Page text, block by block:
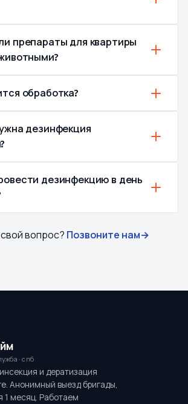
препараты для квартиры
обработка?
дезинфекция
дезинфекцию в день
вопрос? Позвоните нам→
· спб
и дератизация
Анонимный выезд бригады,
1 месяц. Работаем